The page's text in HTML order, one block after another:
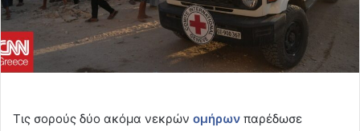
Τις σορούς δύο ακόμα νεκρών ομήρων παρέδωσε